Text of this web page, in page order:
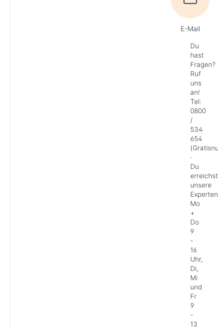
E-Mail
Du
hast
Fragen?
Ruf
uns
an!
Tel:
0800
/
534
654
·
Du
erreichst
unsere
Experten
Mo
+
Do
9
-
16
Uhr,
Di,
Mi
und
Fr
9
-
13